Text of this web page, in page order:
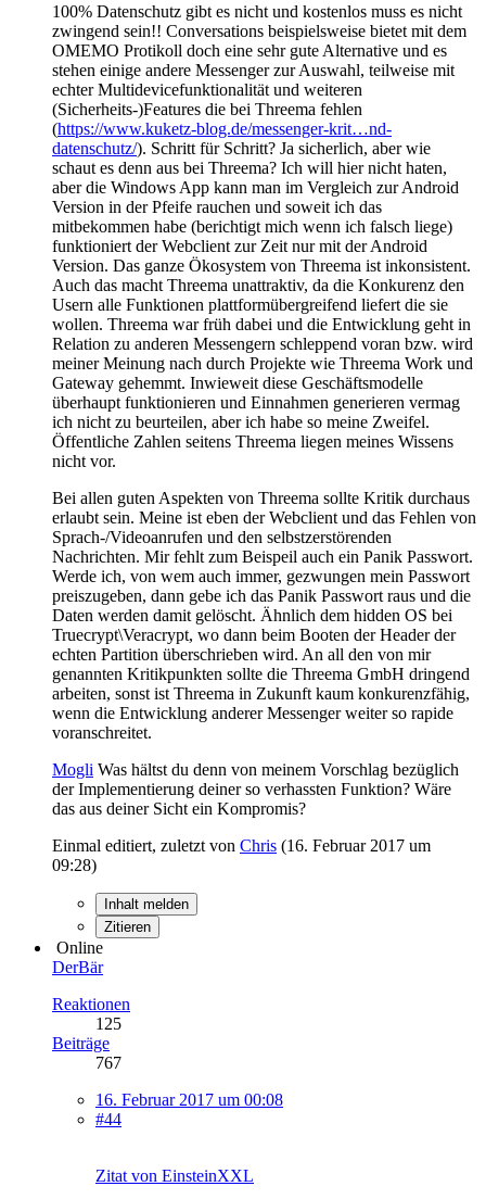
100% Datenschutz gibt es nicht und kostenlos muss es nicht
zwingend sein!! Conversations beispielsweise bietet mit dem
OMEMO Protikoll doch eine sehr gute Alternative und es
stehen einige andere Messenger zur Auswahl, teilweise mit
echter Multidevicefunktionalität und weiteren
(Sicherheits-)Features die bei Threema fehlen
(https://www.kuketz-blog.de/messenger-krit…nd-
datenschutz/). Schritt für Schritt? Ja sicherlich, aber wie
schaut es denn aus bei Threema? Ich will hier nicht haten,
aber die Windows App kann man im Vergleich zur Android
Version in der Pfeife rauchen und soweit ich das
mitbekommen habe (berichtigt mich wenn ich falsch liege)
funktioniert der Webclient zur Zeit nur mit der Android
Version. Das ganze Ökosystem von Threema ist inkonsistent.
Auch das macht Threema unattraktiv, da die Konkurenz den
Usern alle Funktionen plattformübergreifend liefert die sie
wollen. Threema war früh dabei und die Entwicklung geht in
Relation zu anderen Messengern schleppend voran bzw. wird
meiner Meinung nach durch Projekte wie Threema Work und
Gateway gehemmt. Inwieweit diese Geschäftsmodelle
überhaupt funktionieren und Einnahmen generieren vermag
ich nicht zu beurteilen, aber ich habe so meine Zweifel.
Öffentliche Zahlen seitens Threema liegen meines Wissens
nicht vor.
Bei allen guten Aspekten von Threema sollte Kritik durchaus
erlaubt sein. Meine ist eben der Webclient und das Fehlen von
Sprach-/Videoanrufen und den selbstzerstörenden
Nachrichten. Mir fehlt zum Beispeil auch ein Panik Passwort.
Werde ich, von wem auch immer, gezwungen mein Passwort
preiszugeben, dann gebe ich das Panik Passwort raus und die
Daten werden damit gelöscht. Ähnlich dem hidden OS bei
Truecrypt\Veracrypt, wo dann beim Booten der Header der
echten Partition überschrieben wird. An all den von mir
genannten Kritikpunkten sollte die Threema GmbH dringend
arbeiten, sonst ist Threema in Zukunft kaum konkurenzfähig,
wenn die Entwicklung anderer Messenger weiter so rapide
voranschreitet.
Mogli Was hältst du denn von meinem Vorschlag bezüglich
der Implementierung deiner so verhassten Funktion? Wäre
das aus deiner Sicht ein Kompromis?
Einmal editiert, zuletzt von Chris (16. Februar 2017 um
09:28)
Inhalt melden
Zitieren
Online
DerBär
Reaktionen
125
Beiträge
767
16. Februar 2017 um 00:08
#44
Zitat von EinsteinXXL